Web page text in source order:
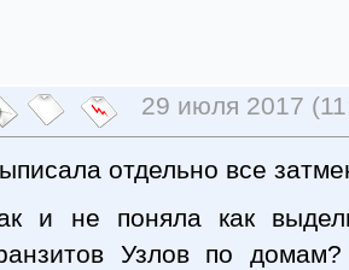
29 июля 2017
отдельно все
и не поняла как
Узлов по